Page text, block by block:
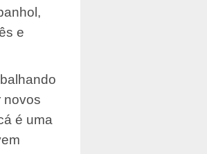
e
novos
é uma